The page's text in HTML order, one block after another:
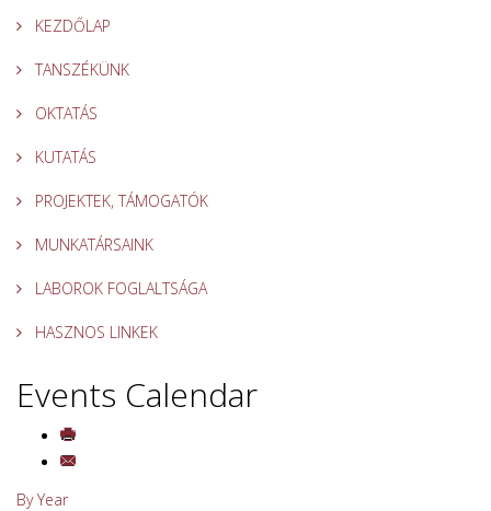
KEZDŐLAP
TANSZÉKÜNK
OKTATÁS
KUTATÁS
PROJEKTEK, TÁMOGATÓK
MUNKATÁRSAINK
LABOROK FOGLALTSÁGA
HASZNOS LINKEK
Events Calendar
By Year